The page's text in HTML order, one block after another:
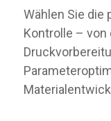
Wählen Sie die
Kontrolle – von